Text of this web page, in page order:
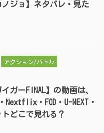
ノジョ】ネタバレ・見た
アクション/バトル
ガーFINAL】の動画は、
Nextflix・FOD・U-NEXT・
トどこで見れる？